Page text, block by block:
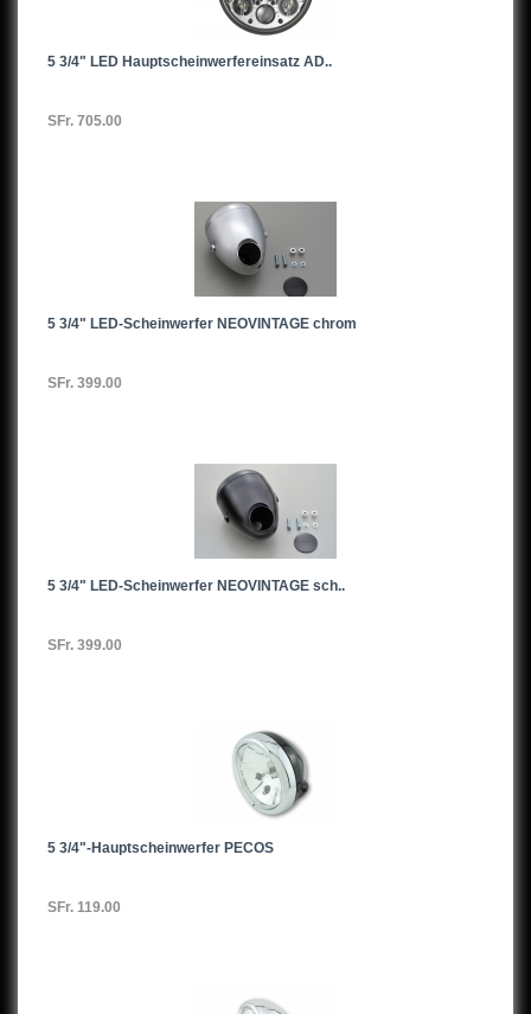
5 3/4" LED Hauptscheinwerfereinsatz AD..
SFr. 705.00
5 3/4" LED-Scheinwerfer NEOVINTAGE chrom
SFr. 399.00
5 3/4" LED-Scheinwerfer NEOVINTAGE sch..
SFr. 399.00
5 3/4"-Hauptscheinwerfer PECOS
SFr. 119.00